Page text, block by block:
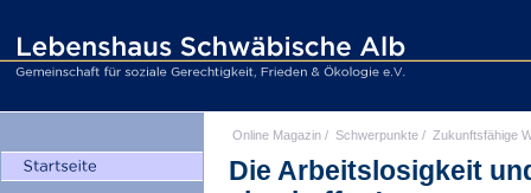
Online Magazin / Schwerpunkte / Zukunftsfähige
Die Arbeitslosigkeit